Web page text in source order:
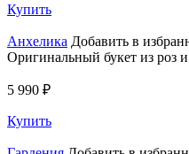
Купить
Анхелика Добавить в
Оригинальный букет из роз
5 990 ₽
Купить